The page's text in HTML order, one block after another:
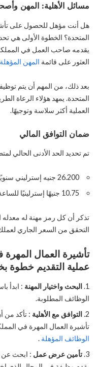
مسائل الأهلية: المهن
هل أنت مؤهل للحصول على
المتحدة؟ الخطوة الأولى هي
يقدمه صاحب العمل في
العثور على قائمة المهن
بعد ذلك، من المهم أن يتم
المتحدة. يمهد هؤلاء الرعاة
العملية أكثر سلاسة وتوجيهًا.
ضمان التوافق المالي
تم تحديد الحد الأدنى الحالي
26.200 جنيه إسترليني سنويًا
10.75 جنيهًا إسترلينيًا للساعة
تذكر أن كل رمز مهنة له معدله
التحقق من السعر الجاري
عملية التقديم خطوة
البحث واختيار المهنة : ابدأ
الوظائف المطلوبة.
التوافق مع الأهلية : تأكد من
تأشيرة العمال المهرة في
الوظائف المؤهلة .
تأمين عرض عمل : ابحث عن